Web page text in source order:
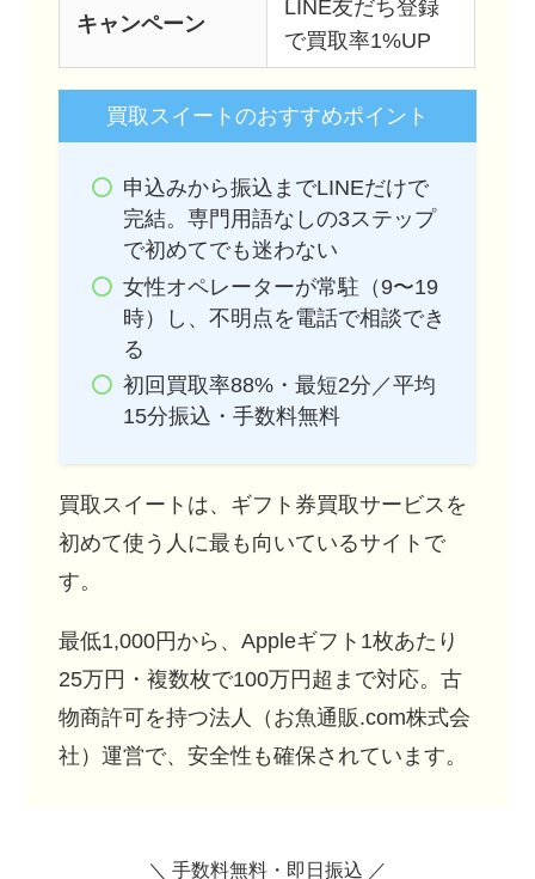
キャンペーン
LINE友だち登録
で買取率1%UP
買取スイートのおすすめポイント
申込みから振込までLINEだけで
完結。専門用語なしの3ステップ
で初めてでも迷わない
女性オペレーターが常駐（9〜19
時）し、不明点を電話で相談でき
る
初回買取率88%・最短2分／平均
15分振込・手数料無料
買取スイートは、ギフト券買取サービスを
初めて使う人に最も向いているサイトで
す。
最低1,000円から、Appleギフト1枚あたり
25万円・複数枚で100万円超まで対応。古
物商許可を持つ法人（お魚通販.com株式会
社）運営で、安全性も確保されています。
＼ 手数料無料・即日振込 ／